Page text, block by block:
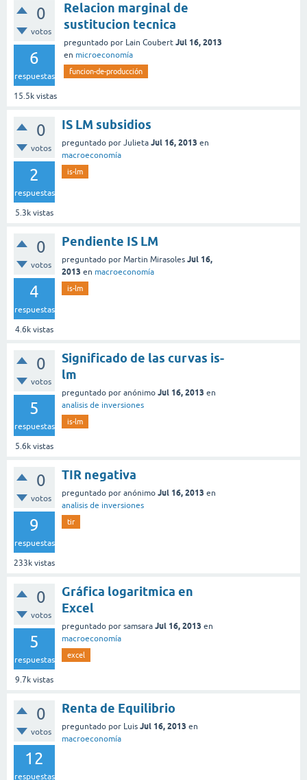
0
votos
6
respuestas
15.5k vistas
Relacion marginal de
sustitucion tecnica
preguntado por Lain Coubert Jul 16, 2013
en microeconomía
funcion-de-producción
0
votos
2
respuestas
5.3k vistas
IS LM subsidios
preguntado por Julieta Jul 16, 2013 en
macroeconomía
is-lm
0
votos
4
respuestas
4.6k vistas
Pendiente IS LM
preguntado por Martin Mirasoles Jul 16,
2013 en macroeconomía
is-lm
0
votos
5
respuestas
5.6k vistas
Significado de las curvas is-
lm
preguntado por anónimo Jul 16, 2013 en
analisis de inversiones
is-lm
0
votos
9
respuestas
233k vistas
TIR negativa
preguntado por anónimo Jul 16, 2013 en
analisis de inversiones
tir
0
votos
5
respuestas
9.7k vistas
Gráfica logaritmica en
Excel
preguntado por samsara Jul 16, 2013 en
macroeconomía
excel
0
votos
12
respuestas
Renta de Equilibrio
preguntado por Luis Jul 16, 2013 en
macroeconomía